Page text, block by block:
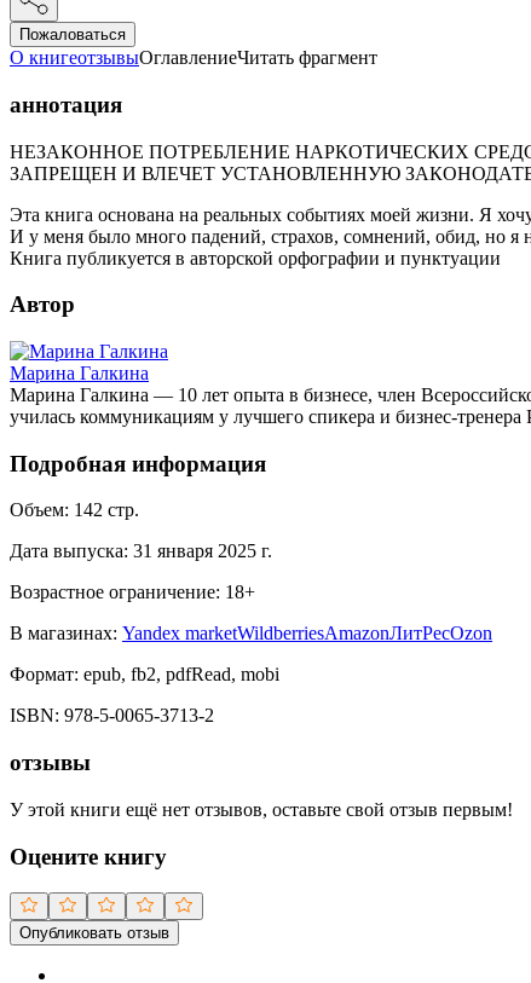
Пожаловаться
О книгеотзывыОглавлениеЧитать фрагмент
аннотация
НЕЗАКОННОЕ ПОТРЕБЛЕНИЕ НАРКОТИЧЕСКИХ
ЗАПРЕЩЕН И ВЛЕЧЕТ УСТАНОВЛЕННУЮ
Эта книга основана на реальных событиях моей жизни. Я
И у меня было много падений, страхов, сомнений, обид, но я
Книга публикуется в авторской орфографии и пунктуации
Автор
Марина Галкина
Марина Галкина — 10 лет опыта в бизнесе, член
училась коммуникациям у лучшего спикера и бизнес-
Подробная информация
Объем: 142 стр.
Дата выпуска: 31 января 2025 г.
Возрастное ограничение: 18+
В магазинах: Yandex marketWildberriesAmazonЛитРесOzon
Формат: epub, fb2, pdfRead, mobi
ISBN: 978-5-0065-3713-2
отзывы
У этой книги ещё нет отзывов, оставьте свой отзыв первым!
Оцените книгу
Опубликовать отзыв